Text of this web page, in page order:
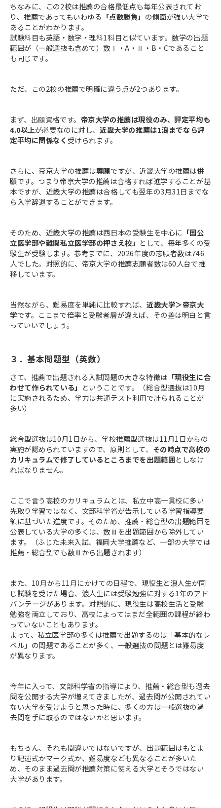
ちなみに、この2校は推薦の合格最低点も毎年公表されてお
り、推薦であってもいわゆる 「点数勝負」 の側面が強い大学で
あることがわかります。
試験科目も英語・数学・理科1科目と似ています。数学の出題
範囲が（一般選抜も含めて）数Ⅰ・A・Ⅱ・B・Cであること
も同じです。
ただ、この2校の推薦で明確に違う点が2つあります。
まず、出願資格です。 帝京大学の推薦は現役のみ、評定平均も
4.0以上が必要なのに対し、近畿大学の推薦は1浪までなら評
定平均に関係なく 受けられます。
さらに、帝京大学の推薦は専願ですが、近畿大学の推薦は併
願です。つまり帝京大学の推薦は合格すれば進学することが基
本ですが、近畿大学の推薦は合格しても翌年の3月31日までな
ら入学辞退することができます。
そのため、近畿大学の推薦は西日本の受験生を中心に 「国公
立医学部や難関私立医学部の押さえ校」 として、毎年多くの受
験生が受験します。参考までに、2026年度の志願者数は746
人でした。対照的に、帝京大学の推薦志願者数は60人台で推
移しています。
当然ながら、難易度を単純に比較すれば、 近畿大学＞帝京大
学です。ここまで倍率と受験者層が違えば、その差は明白と言
っていいでしょう。
３．基本問題型（英数）
さて、推薦で出題される入試問題の大きな特徴は 「現役生に合
わせて作られている」
ということです。（総合型選抜は10月
に実施されるため、学力は共通テスト利用で計られることが
多い）
総合型選抜は10月1日から、学校推薦型選抜は11月1日からの
実施が認められていますので、原則として、 その時点で高校の
カリキュラムで修了しているところまでを出題範囲としなけ
ればなりません。
ここで言う高校のカリキュラムとは、私立中高一貫校に多い
先取り学習ではなく、文部科学省が告示している学習指導要
領に基づいた進度です。そのため、推薦・総合型の出題範囲を
公表している大学の多くは、数Ⅲを出題範囲から除外してい
ます。（ふじた未来入試、福岡大学推薦など、一部の大学では
推薦・総合型でも数Ⅲから出題されます）
また、10月から11月にかけての日程で、現役生と浪人生が同
じ試験を受けた場合、浪人生には受験勉強に対する1年のアド
バンテージがあります。対照的に、現役生は高校生活と受験
勉強を両立しており、高校によってはまだ全範囲の課程が終わ
っていないこともあります。
よって、私立医学部の多くは推薦で出題するのは「基本的なレ
ベル」の問題であることが多く、一般選抜の問題とは難易度
が異なります。
今年に入って、文部科学省の指導により、推薦・総合型も過去
問を公開する大学が増えてきましたが、過去問が公開されてい
ない大学を受けようと思った時に、多くの方は一般選抜の過
去問を手に取るのではないかと思います。
もちろん、それも間違いではないですが、出題範囲はもとよ
り記述式かマーク式か、難易度なども異なることが多いた
め、そのまま過去問が推薦対策に使える大学とそうではない
大学があります。